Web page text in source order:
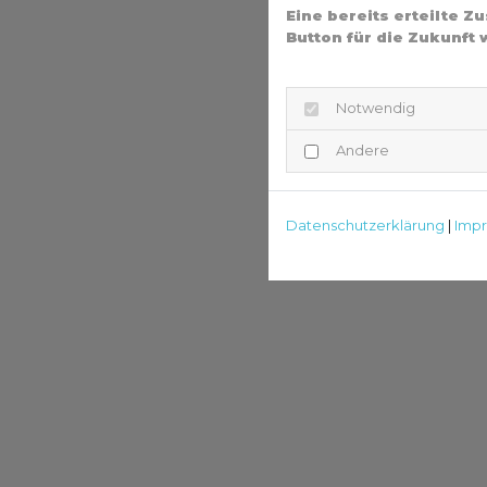
Eine bereits erteilte
Button für die Zukunft
Notwendig
Andere
Datenschutzerklärung |